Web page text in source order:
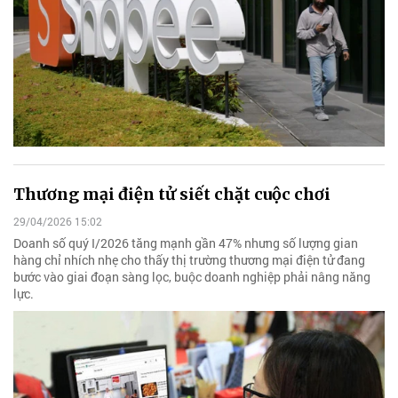
Thương mại điện tử siết chặt cuộc chơi
29/04/2026 15:02
Doanh số quý I/2026 tăng mạnh gần 47% nhưng số lượng gian
hàng chỉ nhích nhẹ cho thấy thị trường thương mại điện tử đang
bước vào giai đoạn sàng lọc, buộc doanh nghiệp phải nâng năng
lực.